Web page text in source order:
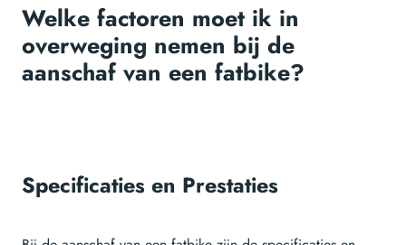
Welke factoren moet ik in
overweging nemen bij de
aanschaf van een fatbike?
Specificaties en Prestaties